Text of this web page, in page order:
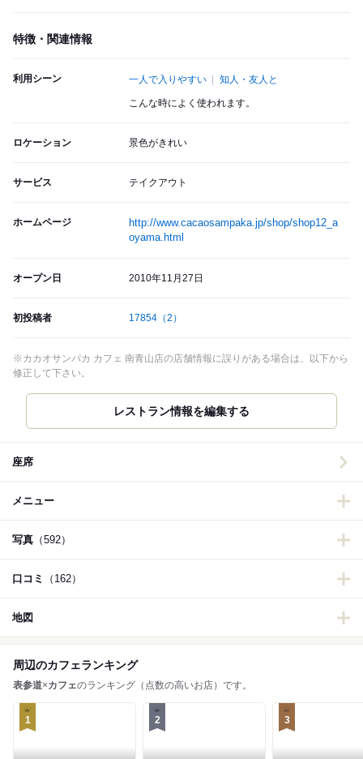
特徴・関連情報
利用シーン 一人で入りやすい 知人・友人と
こんな時によく使われます。
ロケーション 景色がきれい
サービス テイクアウト
ホームページ
http://www.cacaosampaka.jp/shop/shop12_a
oyama.html
オープン日 2010年11月27日
初投稿者 17854 （2）
※カカオサンパカ カフェ 南青山店の店舗情報に誤りがある場合は、以下から
修正して下さい。
レストラン情報を編集する
座席
メニュー
写真 （592）
口コミ （162）
地図
周辺のカフェランキング
表参道×カフェのランキング（点数の高いお店）です。
1 2 3